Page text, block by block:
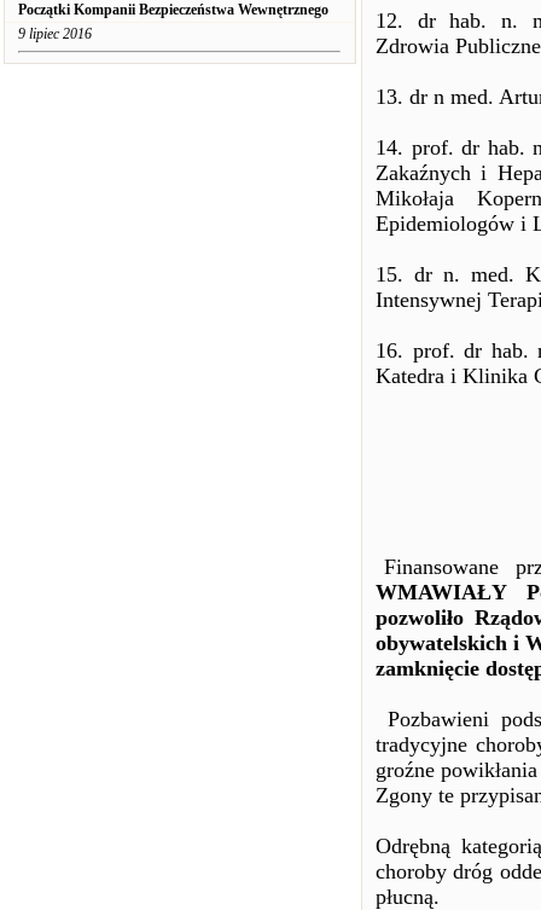
Początki Kompanii Bezpieczeństwa Wewnętrznego
9 lipiec 2016
12. dr hab. n.
Zdrowia
13. dr n med.
14. prof. dr hab.
Zakaźnych i
Mikołaja
Epidemiologów i
15. dr n. med.
Intensywnej
16. prof. dr hab.
Katedra i Klinika
Finansowane
WMAWIAŁY
pozwoliło
obywatelskich i
zamknięcie
Pozbawieni
tradycyjne
groźne
Zgony te
Odrębną
choroby dróg
płucną.